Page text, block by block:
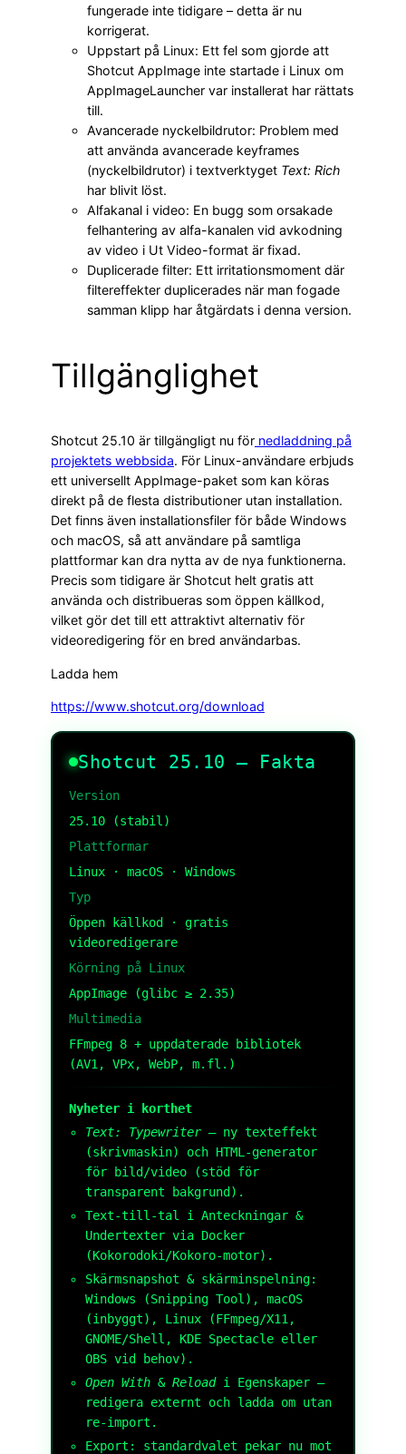
fungerade inte tidigare – detta är nu
korrigerat.
Uppstart på Linux: Ett fel som gjorde att
Shotcut AppImage inte startade i Linux om
AppImageLauncher var installerat har rättats
till.
Avancerade nyckelbildrutor: Problem med
att använda avancerade keyframes
(nyckelbildrutor) i textverktyget Text: Rich
har blivit löst.
Alfakanal i video: En bugg som orsakade
felhantering av alfa-kanalen vid avkodning
av video i Ut Video-format är fixad.
Duplicerade filter: Ett irritationsmoment där
filtereffekter duplicerades när man fogade
samman klipp har åtgärdats i denna version.
Tillgänglighet
Shotcut 25.10 är tillgängligt nu för nedladdning på
projektets webbsida. För Linux-användare erbjuds
ett universellt AppImage-paket som kan köras
direkt på de flesta distributioner utan installation.
Det finns även installationsfiler för både Windows
och macOS, så att användare på samtliga
plattformar kan dra nytta av de nya funktionerna.
Precis som tidigare är Shotcut helt gratis att
använda och distribueras som öppen källkod,
vilket gör det till ett attraktivt alternativ för
videoredigering för en bred användarbas.
Ladda hem
https://www.shotcut.org/download
Shotcut 25.10 – Fakta
Version
25.10 (stabil)
Plattformar
Linux · macOS · Windows
Typ
Öppen källkod · gratis
videoredigerare
Körning på Linux
AppImage (glibc ≥ 2.35)
Multimedia
FFmpeg 8 + uppdaterade bibliotek
(AV1, VPx, WebP, m.fl.)
Nyheter i korthet
Text: Typewriter– ny texteffekt
(skrivmaskin) och HTML-generator
för bild/video (stöd för
transparent bakgrund).
Text-till-tal i Anteckningar &
Undertexter via Docker
(Kokorodoki/Kokoro-motor).
Skärmsnapshot & skärminspelning:
Windows (Snipping Tool), macOS
(inbyggt), Linux (FFmpeg/X11,
GNOME/Shell, KDE Spectacle eller
OBS vid behov).
Open With& Reloadi Egenskaper –
redigera externt och ladda om utan
re-import.
Export: standardvalet pekar nu mot